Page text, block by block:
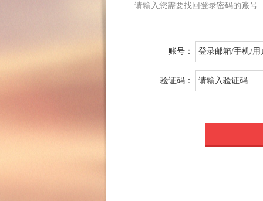
请输入您需要找回登录密码的账号
账号：
验证码：